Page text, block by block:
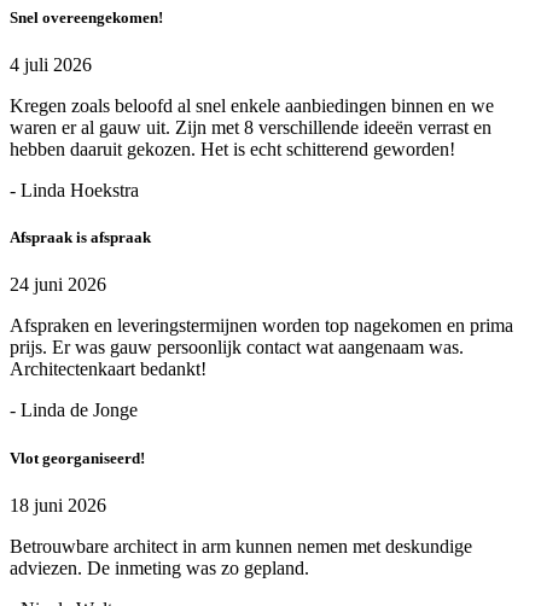
Snel overeengekomen!
4 juli 2026
Kregen zoals beloofd al snel enkele aanbiedingen binnen en we
waren er al gauw uit. Zijn met 8 verschillende ideeën verrast en
hebben daaruit gekozen. Het is echt schitterend geworden!
- Linda Hoekstra
Afspraak is afspraak
24 juni 2026
Afspraken en leveringstermijnen worden top nagekomen en prima
prijs. Er was gauw persoonlijk contact wat aangenaam was.
Architectenkaart bedankt!
- Linda de Jonge
Vlot georganiseerd!
18 juni 2026
Betrouwbare architect in arm kunnen nemen met deskundige
adviezen. De inmeting was zo gepland.